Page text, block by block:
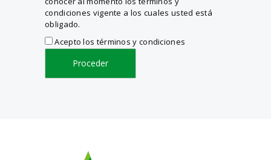
condiciones vigente a los cuales usted está
obligado.
Acepto
los
términos
y
Acepto los términos y condiciones